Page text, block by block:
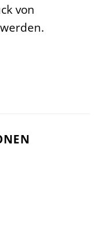
von